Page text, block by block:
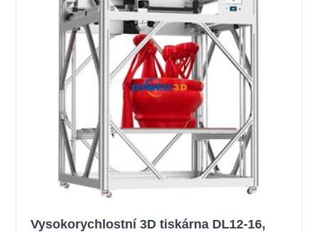
Vysokorychlostní 3D tiskárna DL12-16,